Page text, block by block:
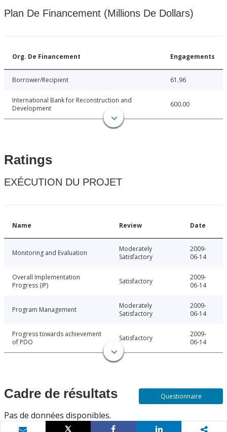
Plan De Financement (Millions De Dollars)
Org. De Financement Engagements
Borrower/Recipient 61.96
International Bank for Reconstruction and
Development
600.00
Ratings
EXÉCUTION DU PROJET
Name Review Date
Monitoring and Evaluation
Moderately
Satisfactory
2009-
06-14
Overall Implementation
Progress (IP)
Satisfactory
2009-
06-14
Program Management
Moderately
Satisfactory
2009-
06-14
Progress towards achievement
of PDO
Satisfactory
2009-
06-14
Cadre de résultats
Pas de données disponibles.
Questionnaire